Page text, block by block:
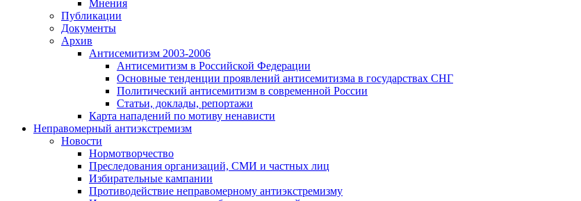
Мнения
Публикации
Документы
Архив
Антисемитизм 2003-2006
Антисемитизм в Российской Федерации
Основные тенденции проявлений антисемитизма в государствах СНГ
Политический антисемитизм в современной России
Статьи, доклады, репортажи
Карта нападений по мотиву ненависти
Неправомерный антиэкстремизм
Новости
Нормотворчество
Преследования организаций, СМИ и частных лиц
Избирательные кампании
Противодействие неправомерному антиэкстремизму